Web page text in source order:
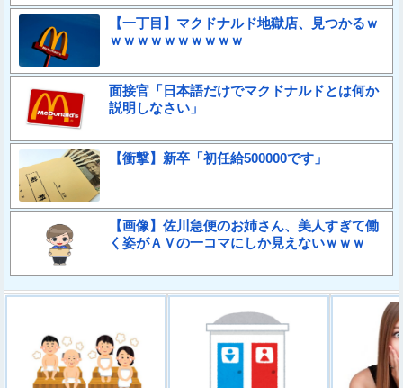
【一丁目】マクドナルド地獄店、見つかるｗ
ｗｗｗｗｗｗｗｗｗｗ
面接官「日本語だけでマクドナルドとは何か
説明しなさい」
【衝撃】新卒「初任給500000です」
【画像】佐川急便のお姉さん、美人すぎて働
く姿がＡＶの一コマにしか見えないｗｗｗ